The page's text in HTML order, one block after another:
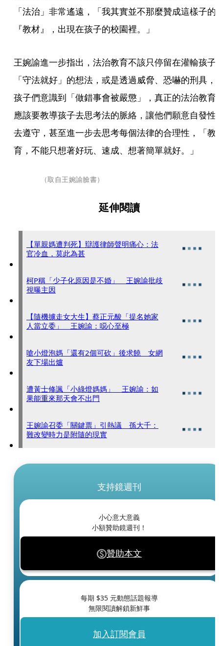
「法治」非常遙遠，「我其實並不那麼贊成這樣子的
『教材』，出現在孩子的校園裡。」
王婉諭進一步指出，法治教育不該只停留在灌輸孩子
「守法就好」的想法，或是透過威脅、恐嚇的刑具，
孩子們意識到「做錯事會被嚴懲」，真正的法治教育
應該要教導孩子去思考法的脈絡，讓他們願意自發性
去遵守，甚至進一步去思考每個法律的合理性，「教
育，不能只想著好玩、速成、想著簡單就好。」
（取自王婉諭臉書）
延伸閱讀
【單親媽遭判死】辯護律師聲明痛心：法
官冷血，莫此為甚
柯P稱「少子化原因是不婚」 王婉諭批歧
視曝主因
【隨機擄走女大生】蔡正元酸「提名她家
人當立委」 王婉諭：噁心至極
嗆小燈泡媽「還有2個可砍」後求饒 女網
友下場出爐
遭黃士修諷「小綠燈媽媽」 王婉諭：如
果能重來那天會不出門
王婉諭召委「關鍵票」引熱議 孫大千：
難改變時力是附隨的現實
支持鏡週刊
小心意大意義
小額贊助鏡週刊！
贊助本文
每期 $35 元動態話題報導
無限閱讀解鎖新鮮事
加入訂閱會員